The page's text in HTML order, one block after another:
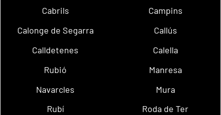
Cabrils
Campins
Calonge de Segarra
Callús
Calldetenes
Calella
Rubió
Manresa
Navarcles
Mura
Rubí
Roda de Ter